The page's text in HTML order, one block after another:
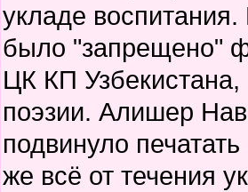
укладе воспитания.
было "запрещено"
ЦК КП
поэзии. Алишер
подвинуло
же всё от течения